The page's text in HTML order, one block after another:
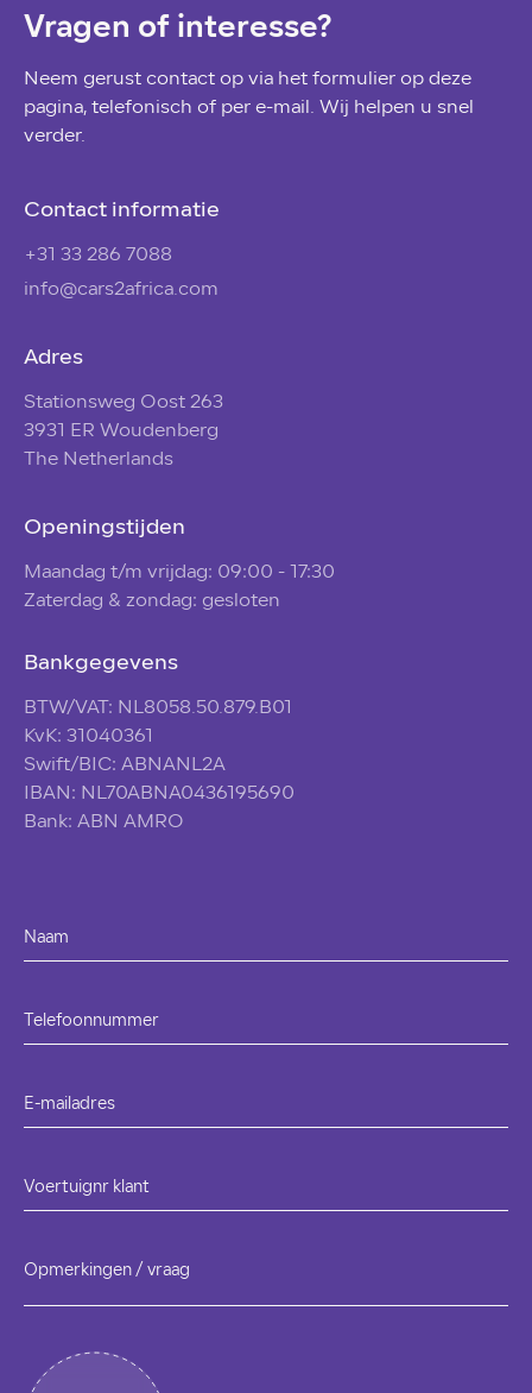
Vragen of interesse?
Neem gerust contact op via het formulier op deze
pagina, telefonisch of per e-mail. Wij helpen u snel
verder.
Contact informatie
+31 33 286 7088
info@cars2africa.com
Adres
Stationsweg Oost 263
3931 ER Woudenberg
The Netherlands
Openingstijden
Maandag t/m vrijdag: 09:00 - 17:30
Zaterdag & zondag: gesloten
Bankgegevens
BTW/VAT: NL8058.50.879.B01
KvK: 31040361
Swift/BIC: ABNANL2A
IBAN: NL70ABNA0436195690
Bank: ABN AMRO
Naam
Telefoonnummer
E-mailadres
Voertuignr klant
Opmerkingen / vraag